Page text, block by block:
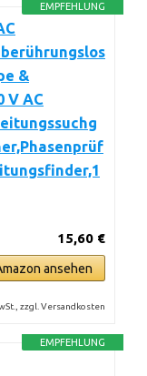
EMPFEHLUNG
&
V AC
15,60 €
ansehen
zzgl. Versandkosten
EMPFEHLUNG